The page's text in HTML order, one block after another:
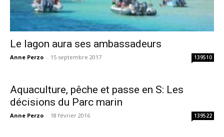
Le lagon aura ses ambassadeurs
Anne Perzo - 15 septembre 2017 139510
Aquaculture, pêche et passe en S: Les
décisions du Parc marin
Anne Perzo - 18 février 2016 139522